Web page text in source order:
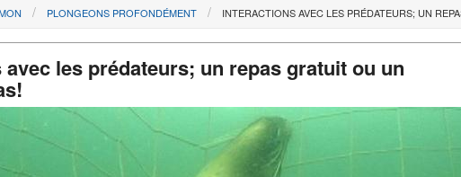
PLONGEONS PROFONDÉMENT INTERACTIONS AVEC LES PRÉDATEURS; UN
les prédateurs; un repas gratuit ou un